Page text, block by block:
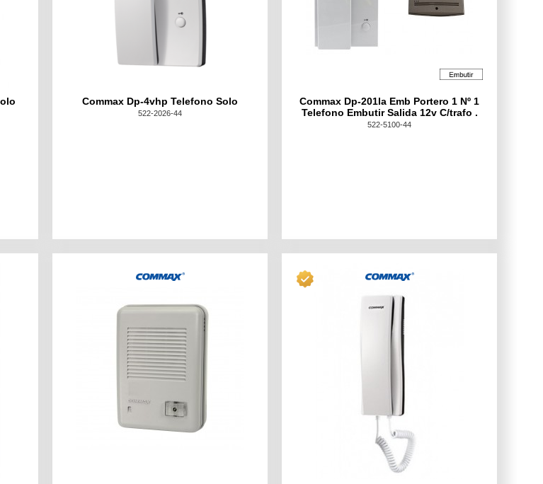
Commax Dp-4vhp Telefono Solo
522-2026-44
Commax Dp-201la Emb Portero 1 Nº 1
Telefono Embutir Salida 12v C/trafo .
522-5100-44